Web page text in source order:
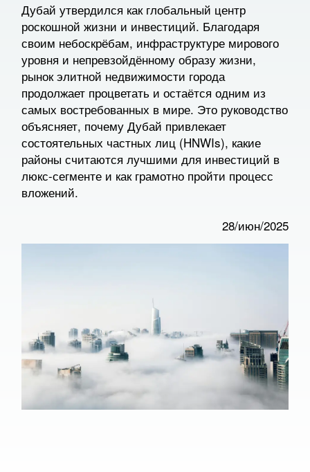
Дубай утвердился как глобальный центр
роскошной жизни и инвестиций. Благодаря
своим небоскрёбам, инфраструктуре мирового
уровня и непревзойдённому образу жизни,
рынок элитной недвижимости города
продолжает процветать и остаётся одним из
самых востребованных в мире. Это руководство
объясняет, почему Дубай привлекает
состоятельных частных лиц (HNWIs), какие
районы считаются лучшими для инвестиций в
люкс-сегменте и как грамотно пройти процесс
вложений.
28/июн/2025